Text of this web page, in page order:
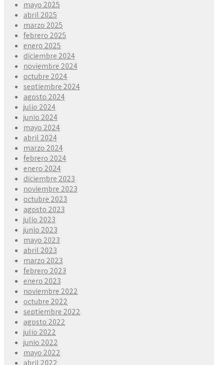
mayo 2025
abril 2025
marzo 2025
febrero 2025
enero 2025
diciembre 2024
noviembre 2024
octubre 2024
septiembre 2024
agosto 2024
julio 2024
junio 2024
mayo 2024
abril 2024
marzo 2024
febrero 2024
enero 2024
diciembre 2023
noviembre 2023
octubre 2023
agosto 2023
julio 2023
junio 2023
mayo 2023
abril 2023
marzo 2023
febrero 2023
enero 2023
noviembre 2022
octubre 2022
septiembre 2022
agosto 2022
julio 2022
junio 2022
mayo 2022
abril 2022